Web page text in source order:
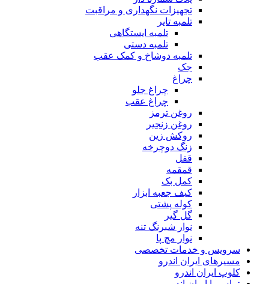
تجهیزات نگهداری و مراقبت
تلمبه تایر
تلمبه ایستگاهی
تلمبه دستی
تلمبه دوشاخ و کمک عقب
جک
چراغ
چراغ جلو
چراغ عقب
روغن ترمز
روغن زنجیر
روکش زین
زنگ دوچرخه
قفل
قمقمه
کمل بک
کیف جعبه ابزار
کوله پشتی
گل گیر
نوار شبرنگ تنه
نوار مچ پا
سرویس و خدمات تخصصی
مسیرهای ایران اندرو
کلوپ ایران اندرو